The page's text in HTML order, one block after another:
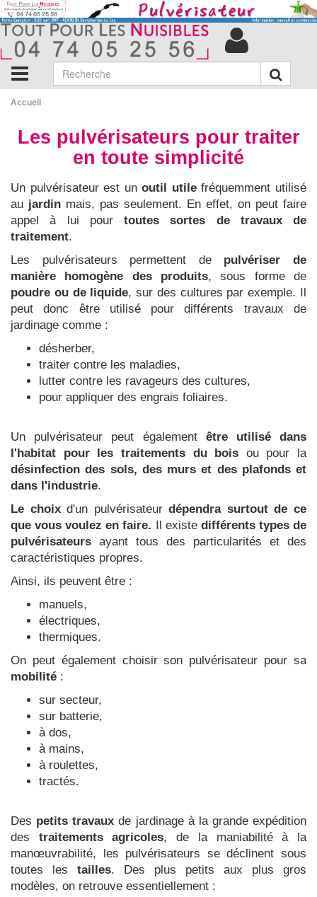
Accueil
Les pulvérisateurs pour traiter
en toute simplicité
Un pulvérisateur est unoutil utilefréquemment utilisé
au jardin mais, pas seulement. En effet, on peut faire
appel à lui pour toutes sortes de travaux de
traitement.
Les pulvérisateurs permettent de pulvériser de
manière homogène des produits, sous forme de
poudre ou de liquide, sur des cultures par exemple. Il
peut donc être utilisé pour différents travaux de
jardinage comme :
désherber,
traiter contre les maladies,
lutter contre les ravageurs des cultures,
pour appliquer des engrais foliaires.
Un pulvérisateur peut également être utilisé dans
l'habitat pour les traitements du bois ou pour la
désinfection des sols, des murs et des plafonds et
dans l'industrie.
Le choixd'un pulvérisateurdépendra surtout de ce
que vous voulez en faire. Il existe différents types de
pulvérisateurs ayant tous des particularités et des
caractéristiques propres.
Ainsi, ils peuvent être :
manuels,
électriques,
thermiques.
On peut également choisir son pulvérisateur pour sa
mobilité :
sur secteur,
sur batterie,
à dos,
à mains,
à roulettes,
tractés.
Des petits travaux de jardinage à la grande expédition
des traitements agricoles, de la maniabilité à la
manœuvrabilité, les pulvérisateurs se déclinent sous
toutes les tailles. Des plus petits aux plus gros
modèles, on retrouve essentiellement :